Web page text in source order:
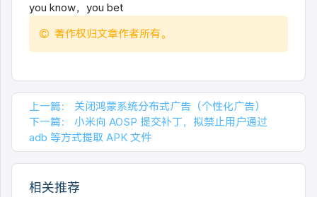
you know，you bet
著作权归文章作者所有。
上一篇：
关闭鸿蒙系统分布式广告（个性化广告）
下一篇：
小米向 AOSP 提交补丁，拟禁止用户通过
adb 等方式提取 APK 文件
相关推荐